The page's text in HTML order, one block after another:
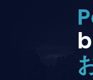
Dota 2